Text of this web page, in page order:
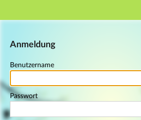
Hauptnavigation
Anmeldung
Benutzername
Passwort